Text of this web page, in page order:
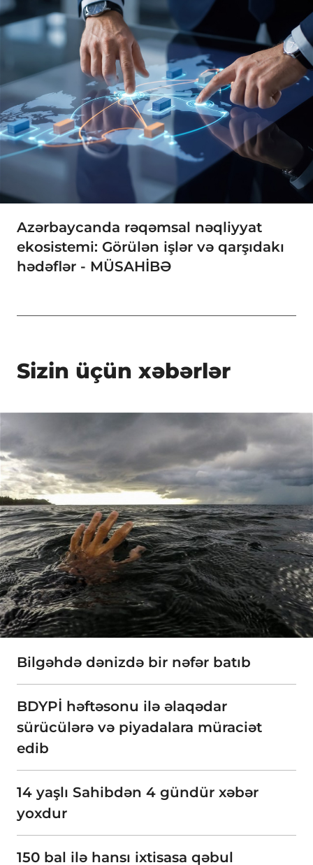
Azərbaycanda rəqəmsal nəqliyyat
ekosistemi: Görülən işlər və qarşıdakı
hədəflər - MÜSAHİBƏ
Sizin üçün xəbərlər
Bilgəhdə dənizdə bir nəfər batıb
BDYPİ həftəsonu ilə əlaqədar
sürücülərə və piyadalara müraciət
edib
14 yaşlı Sahibdən 4 gündür xəbər
yoxdur
150 bal ilə hansı ixtisasa qəbul